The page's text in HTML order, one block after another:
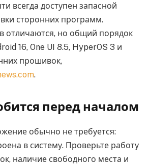
всегда доступен запасной
сторонних программ.
отличаются, но общий порядок
16, One UI 8.5, HyperOS 3 и
прошивок,
.
перед началом
обычно не требуется:
в систему. Проверьте работу
наличие свободного места и